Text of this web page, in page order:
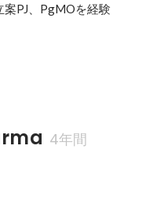
案PJ、PgMOを経験
4年間